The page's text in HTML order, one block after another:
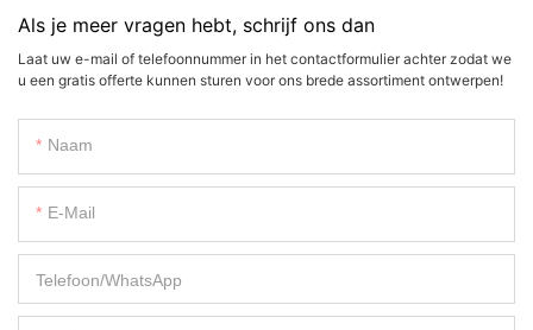
Als je meer vragen hebt, schrijf ons dan
Laat uw e-mail of telefoonnummer in het contactformulier achter zodat we
u een gratis offerte kunnen sturen voor ons brede assortiment ontwerpen!
Naam
E-Mail
Telefoon/WhatsApp